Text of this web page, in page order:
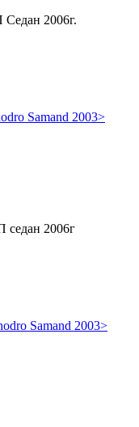
2006г.
Samand 2003>
2006г
Samand 2003>